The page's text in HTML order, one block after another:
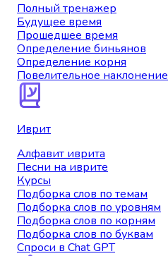
Полный тренажер
Будущее время
Прошедшее время
Определение биньянов
Определение корня
Повелительное наклонение
Иврит
Алфавит иврита
Песни на иврите
Курсы
Подборка слов по темам
Подборка слов по уровням
Подборка слов по корням
Подборка слов по буквам
Спроси в Chat GPT